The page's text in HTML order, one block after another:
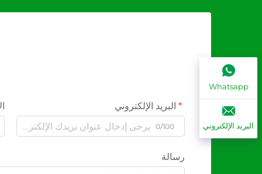
البريد الإلكتروني
0/100
رسالة
Whatsapp
البريد الإلكتروني